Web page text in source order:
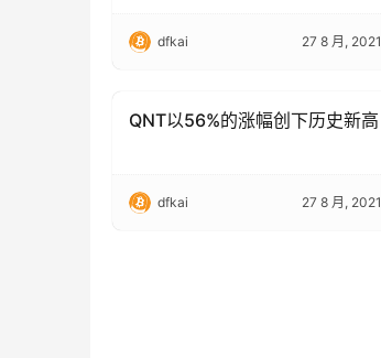
dfkai 27 8 月, 2021
Ethereum (ETH)
QNT以56%的涨幅创下历史新高
dfkai 27 8 月, 2021